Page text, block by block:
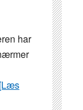
har
[Læs